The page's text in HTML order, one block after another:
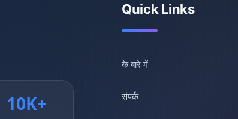
10K+
Quick Links
के बारे में
संपर्क